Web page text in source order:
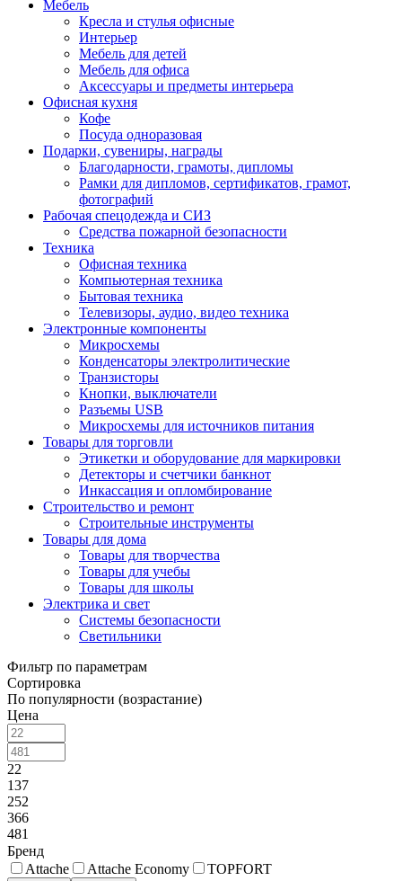
Мебель
Кресла и стулья офисные
Интерьер
Мебель для детей
Мебель для офиса
Аксессуары и предметы интерьера
Офисная кухня
Кофе
Посуда одноразовая
Подарки, сувениры, награды
Благодарности, грамоты, дипломы
Рамки для дипломов, сертификатов, грамот,
фотографий
Рабочая спецодежда и СИЗ
Средства пожарной безопасности
Техника
Офисная техника
Компьютерная техника
Бытовая техника
Телевизоры, аудио, видео техника
Электронные компоненты
Микросхемы
Конденсаторы электролитические
Транзисторы
Кнопки, выключатели
Разъемы USB
Микросхемы для источников питания
Товары для торговли
Этикетки и оборудование для маркировки
Детекторы и счетчики банкнот
Инкассация и опломбирование
Строительство и ремонт
Строительные инструменты
Товары для дома
Товары для творчества
Товары для учебы
Товары для школы
Электрика и свет
Системы безопасности
Светильники
Фильтр по параметрам
Сортировка
По популярности (возрастание)
Цена
22
137
252
366
481
Бренд
Attache
Attache Economy TOPFORT